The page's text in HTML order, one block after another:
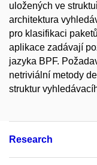
uložených ve
architektura
pro klasifikaci
aplikace zadávají
jazyka BPF.
netriviální metody
struktur
Research